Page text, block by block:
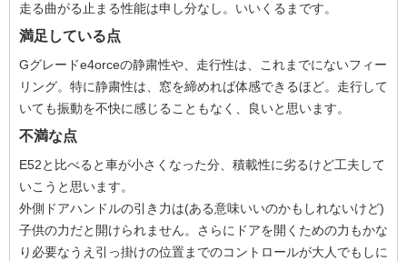
走る曲がる止まる性能は申し分なし。いいくるまです。
満足している点
Gグレードe4orceの静粛性や、走行性は、これまでにないフィー
リング。特に静粛性は、窓を締めれば体感できるほど。走行して
いても振動を不快に感じることもなく、良いと思います。
不満な点
E52と比べると車が小さくなった分、積載性に劣るけど工夫して
いこうと思います。
外側ドアハンドルの引き力は(ある意味いいのかもしれないけど)
子供の力だと開けられません。さらにドアを開くための力もかな
り必要なうえ引っ掛けの位置までのコントロールが大人でもしに